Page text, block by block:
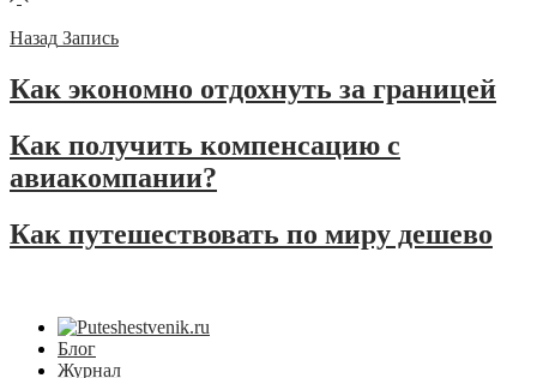
Назад Запись
Как экономно отдохнуть за границей
Как получить компенсацию с
авиакомпании?
Как путешествовать по миру дешево
Блог
Журнал